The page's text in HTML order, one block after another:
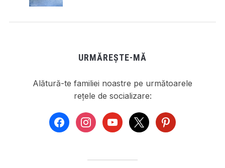
URMĂREȘTE-MĂ
Alătură-te familiei noastre pe următoarele
rețele de socializare:
facebookinstagramyoutube
x pinterest